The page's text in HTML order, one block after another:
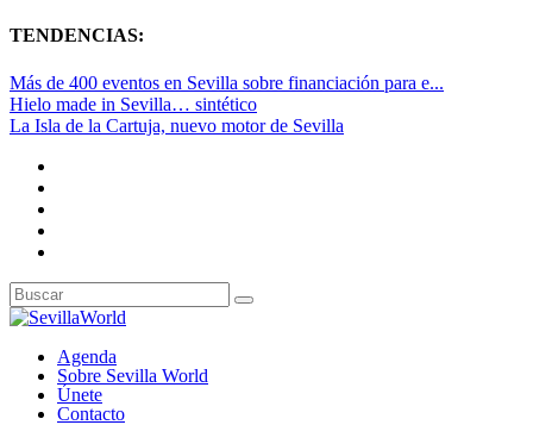
TENDENCIAS:
Más de 400 eventos en Sevilla sobre financiación para e...
Hielo made in Sevilla… sintético
La Isla de la Cartuja, nuevo motor de Sevilla
Agenda
Sobre Sevilla World
Únete
Contacto